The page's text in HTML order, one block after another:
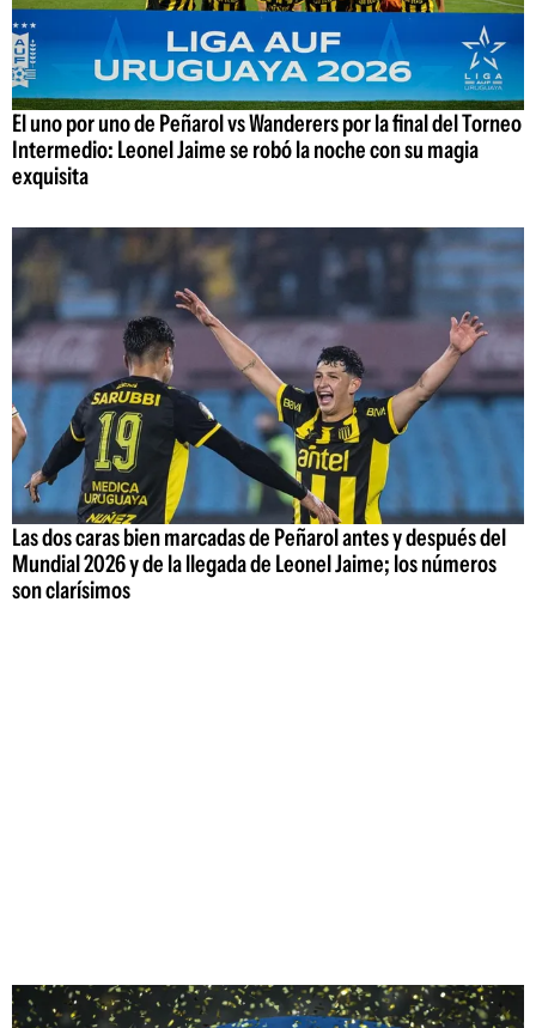
El uno por uno de Peñarol vs Wanderers por la final del Torneo
Intermedio: Leonel Jaime se robó la noche con su magia
exquisita
Las dos caras bien marcadas de Peñarol antes y después del
Mundial 2026 y de la llegada de Leonel Jaime; los números
son clarísimos